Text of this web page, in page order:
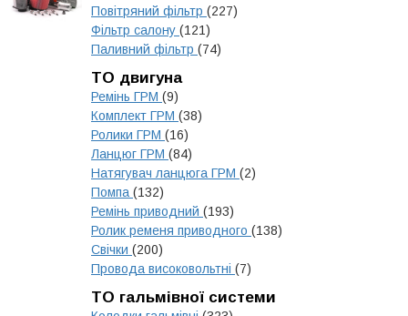
Повітряний фільтр (227)
Фільтр салону (121)
Паливний фільтр (74)
ТО двигуна
Ремінь ГРМ (9)
Комплект ГРМ (38)
Ролики ГРМ (16)
Ланцюг ГРМ (84)
Натягувач ланцюга ГРМ (2)
Помпа (132)
Ремінь приводний (193)
Ролик ременя приводного (138)
Свічки (200)
Провода високовольтні (7)
ТО гальмівної системи